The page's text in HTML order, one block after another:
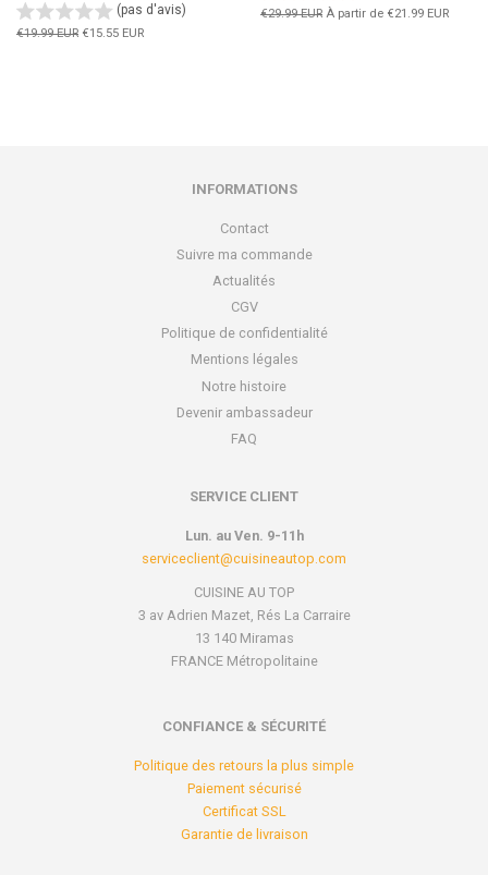
(pas d'avis)
Prix
€19.99 EUR Prix
€15.55 EUR
Prix
€29.99 EUR À partir de €21.99 EUR
INFORMATIONS
Contact
Suivre ma commande
Actualités
CGV
Politique de confidentialité
Mentions légales
Notre histoire
Devenir ambassadeur
FAQ
SERVICE CLIENT
Lun. au Ven. 9-11h
serviceclient@cuisineautop.com
CUISINE AU TOP
3 av Adrien Mazet, Rés La Carraire
13 140 Miramas
FRANCE Métropolitaine
CONFIANCE & SÉCURITÉ
Politique des retours la plus simple
Paiement sécurisé
Certificat SSL
Garantie de livraison